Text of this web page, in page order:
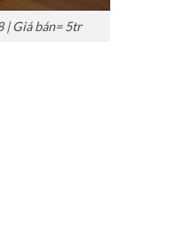
| Giá bán= 5tr